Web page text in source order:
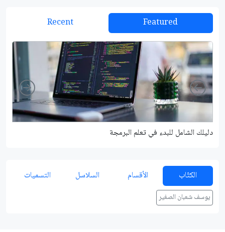
Featured
Recent
دليلك الشامل للبدء في تعلم البرمجة
Left
الكتّاب الأقسام السلاسل التسميات
يوسف شعبان الصغير